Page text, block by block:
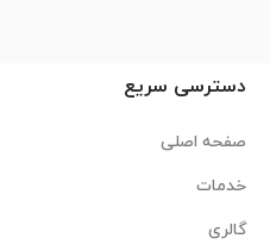
دسترسی سریع
صفحه اصلی
خدمات
گالری